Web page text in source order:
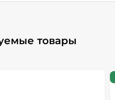
товары